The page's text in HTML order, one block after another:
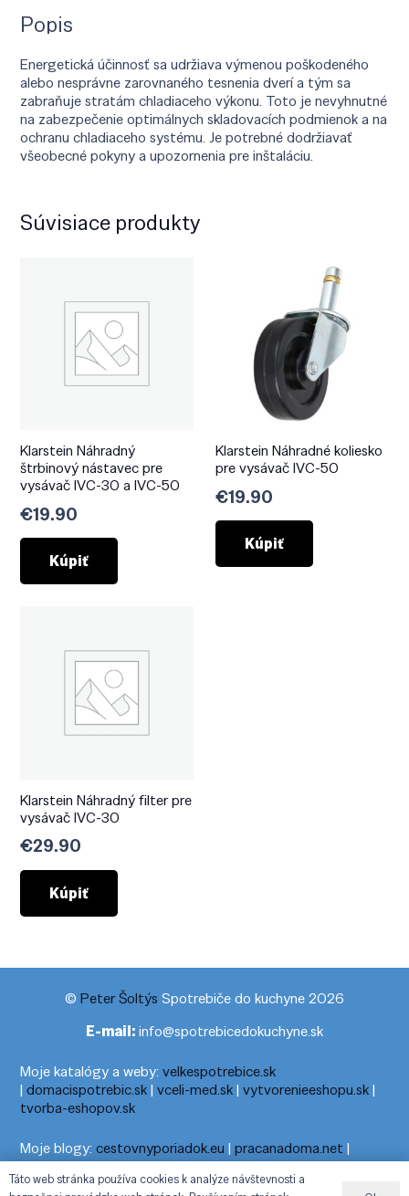
Popis
Energetická účinnosť sa udržiava výmenou poškodeného
alebo nesprávne zarovnaného tesnenia dverí a tým sa
zabraňuje stratám chladiaceho výkonu. Toto je nevyhnutné
na zabezpečenie optimálnych skladovacích podmienok a na
ochranu chladiaceho systému. Je potrebné dodržiavať
všeobecné pokyny a upozornenia pre inštaláciu.
Súvisiace produkty
Klarstein Náhradný
štrbinový nástavec pre
vysávač IVC-30 a IVC-50
€19.90
Kúpiť
Klarstein Náhradné koliesko
pre vysávač IVC-50
€19.90
Kúpiť
Klarstein Náhradný filter pre
vysávač IVC-30
€29.90
Kúpiť
© Peter Šoltýs Spotrebiče do kuchyne 2026
E-mail:info@spotrebicedokuchyne.sk
Moje katalógy a weby:velkespotrebice.sk
|domacispotrebic.sk|vceli-med.sk|vytvorenieeshopu.sk|
tvorba-eshopov.sk
Moje blogy:cestovnyporiadok.eu |pracanadoma.net |
telefonny-zoznam-podla-cisla.sk|praca-z-domu-na-pc.sk|
dnesny-horoskop.sk|cestuj-dovolenkuj.sk|cestovny-
Táto web stránka používa cookies k analýze návštevnosti a